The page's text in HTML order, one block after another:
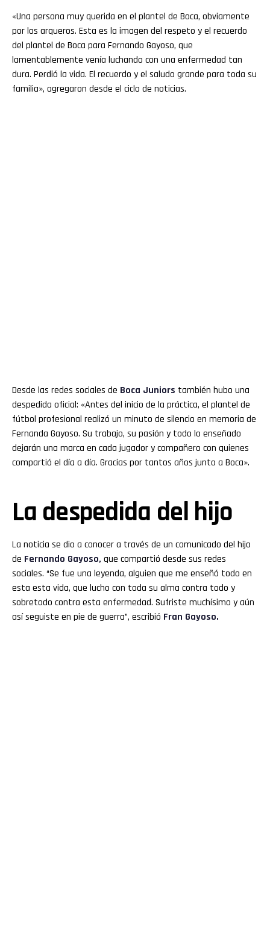
«Una persona muy querida en el plantel de Boca, obviamente
por los arqueros. Esta es la imagen del respeto y el recuerdo
del plantel de Boca para Fernando Gayoso, que
lamentablemente venía luchando con una enfermedad tan
dura. Perdió la vida. El recuerdo y el saludo grande para toda su
familia», agregaron desde el ciclo de noticias.
Desde las redes sociales de Boca Juniors también hubo una
despedida oficial: «Antes del inicio de la práctica, el plantel de
fútbol profesional realizó un minuto de silencio en memoria de
Fernanda Gayoso. Su trabajo, su pasión y todo lo enseñado
dejarán una marca en cada jugador y compañero con quienes
compartió el día a día. Gracias por tantos años junto a Boca».
La despedida del hijo
La noticia se dio a conocer a través de un comunicado del hijo
de Fernando Gayoso, que compartió desde sus redes
sociales. “Se fue una leyenda, alguien que me enseñó todo en
esta esta vida, que lucho con toda su alma contra todo y
sobretodo contra esta enfermedad. Sufriste muchísimo y aún
así seguiste en pie de guerra”, escribió Fran Gayoso.